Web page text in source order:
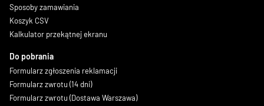
Sposoby zamawiania
Koszyk CSV
Kalkulator przekątnej ekranu
Do pobrania
Formularz zgłoszenia reklamacji
Formularz zwrotu (14 dni)
Formularz zwrotu (Dostawa Warszawa)